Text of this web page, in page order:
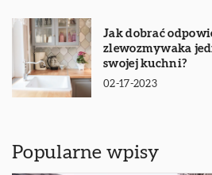
Jak dobrać
zlewozmywaka
swojej kuchni?
02-17-2023
Popularne wpisy